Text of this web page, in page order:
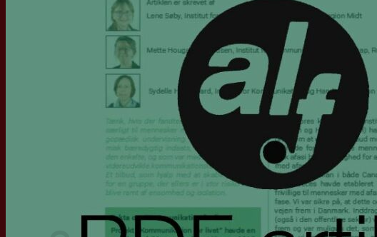
Love og bekendtgørelser
Fagetiske retningslinjer
Vidensportal
Arrangementer
Generalforsamling
ALF Konferencen, Nyborg Strand
Arrangementer
Find privatpraktiserende